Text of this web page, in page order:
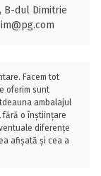
B-dul Dimitrie
Facem tot
oferim sunt
ambalajul
fără o înștiințare
diferențe
afișată și cea a